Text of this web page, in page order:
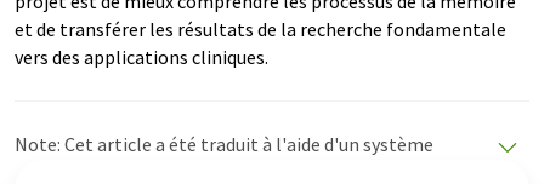
et de transférer les résultats de la recherche fondamentale
vers des applications cliniques.
Note: Cet article a été traduit à l'aide d'un système